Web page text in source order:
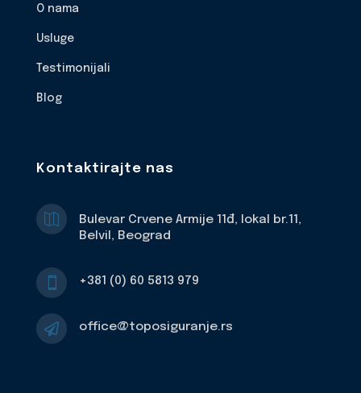
O nama
Usluge
Testimonijali
Blog
Kontaktirajte nas

Bulevar Crvene Armije 11đ, lokal br.11,
Belvil, Beograd
 +381 (0) 60 5813 979
 office@toposiguranje.rs